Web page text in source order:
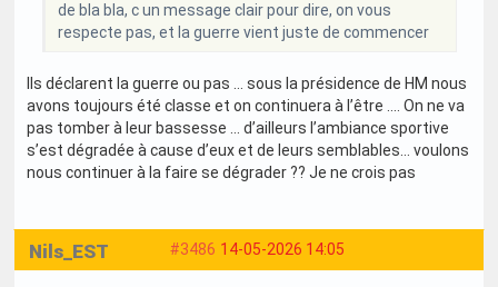
de bla bla, c un message clair pour dire, on vous
respecte pas, et la guerre vient juste de commencer
Ils déclarent la guerre ou pas … sous la présidence de HM nous
avons toujours été classe et on continuera à l’être …. On ne va
pas tomber à leur bassesse … d’ailleurs l’ambiance sportive
s’est dégradée à cause d’eux et de leurs semblables… voulons
nous continuer à la faire se dégrader ?? Je ne crois pas
#3486 14-05-2026 14:05
Nils_EST